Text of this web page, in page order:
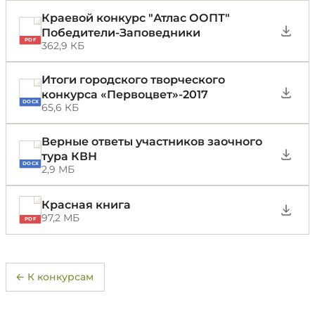
PDF
Краевой конкурс "Атлас ООПТ"
Победители-Заповедники
362,9 КБ
DOCX
Итоги городского творческого
конкурса «Первоцвет»-2017
65,6 КБ
DOCX
Верные ответы участников заочного
тура КВН
2,9 МБ
PDF
Красная книга
97,2 МБ
← К конкурсам